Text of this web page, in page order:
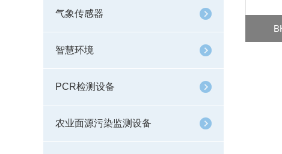
气象传感器
智慧环境
PCR检测设备
农业面源污染监测设备